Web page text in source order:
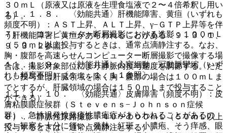
１１．１．８． 〈効能共通〉肝機能障害、黄疸（いずれも
頻度不明）：ＡＳＴ上昇、ＡＬＴ上昇、γ−ＧＴＰ上昇等を伴
う肝機能障害、黄疸があらわれることがある〔９．３．１、
９．３．２参照〕。
１１．１．９． 〈効能共通〉心室細動、冠動脈攣縮（いず
れも頻度不明）〔１１．１．１１参照〕。
１１．１．１０． 〈効能共通〉皮膚障害（頻度不明）：皮
膚粘膜眼症候群（Ｓｔｅｖｅｎｓ−Ｊｏｈｎｓｏｎ症候
群）、急性汎発性発疹性膿疱症があらわれることがあるの
で、観察を十分に行い、発熱、紅斑、小膿疱、そう痒感、眼
３０ｍＬ（原液又は原液を生理食塩液で２〜４倍希釈し用い
る）。
７）． コンピューター断層撮影における造影：１００ｍＬ
（５０ｍＬ以上投与するときは、通常点滴静注する。なお、
胸・腹部を高速らせんコンピューター断層撮影で撮像する場
合は、撮影対象部位により静脈内投与速度を調節する。ただ
し、投与量は肝臓領域を除く胸・腹部の場合は１００ｍＬま
でとするが、肝臓領域の場合は１５０ｍＬまで投与すること
ができる）。
８）． 静脈性尿路撮影：４０〜１００ｍＬ（５０ｍＬ以上
投与するときは、通常点滴静注とする）。